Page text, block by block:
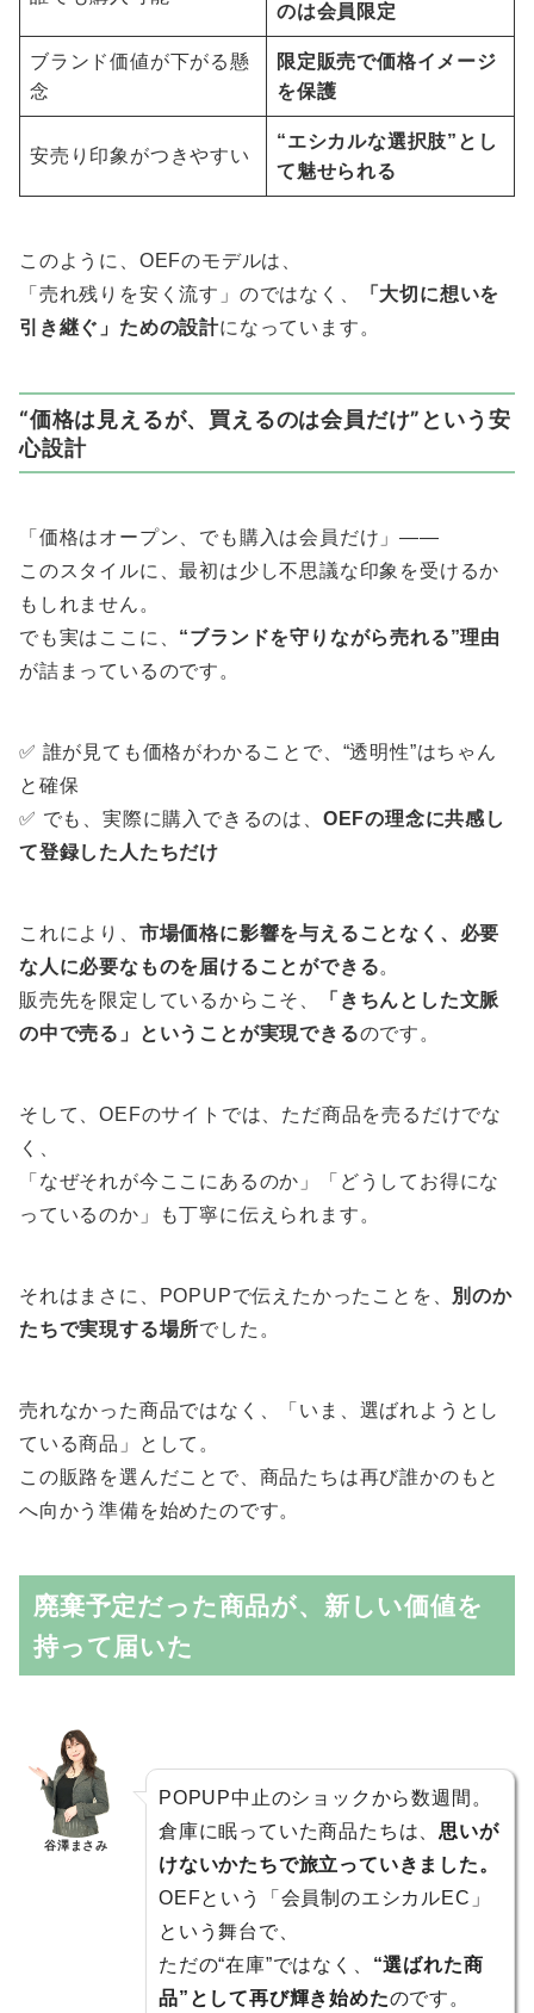
のは会員限定
ブランド価値が下がる懸
念
限定販売で価格イメージ
を保護
安売り印象がつきやすい
“エシカルな選択肢”とし
て魅せられる
このように、OEFのモデルは、
「売れ残りを安く流す」のではなく、
「大切に想いを
引き継ぐ」ための設計になっています。
“価格は見えるが、買えるのは会員だけ”という安
心設計
「価格はオープン、でも購入は会員だけ」――
このスタイルに、最初は少し不思議な印象を受けるか
もしれません。
でも実はここに、 “ブランドを守りながら売れる”理由
が詰まっているのです。
✅ 誰が見ても価格がわかることで、“透明性”はちゃん
と確保
✅ でも、実際に購入できるのは、 OEFの理念に共感し
て登録した人たちだけ
これにより、 市場価格に影響を与えることなく、必要
な人に必要なものを届けることができる。
販売先を限定しているからこそ、
「きちんとした文脈
の中で売る」ということが実現できるのです。
そして、OEFのサイトでは、ただ商品を売るだけでな
く、
「なぜそれが今ここにあるのか」「どうしてお得にな
っているのか」も丁寧に伝えられます。
それはまさに、POPUPで伝えたかったことを、 別のか
たちで実現する場所でした。
売れなかった商品ではなく、「いま、選ばれようとし
ている商品」として。
この販路を選んだことで、商品たちは再び誰かのもと
へ向かう準備を始めたのです。
廃棄予定だった商品が、新しい価値を
持って届いた
谷澤まさみ
POPUP中止のショックから数週間。
倉庫に眠っていた商品たちは、思いが
けないかたちで旅立っていきました。
OEFという「会員制のエシカルEC」
という舞台で、
ただの“在庫”ではなく、 “選ばれた商
品”として再び輝き始めたのです。